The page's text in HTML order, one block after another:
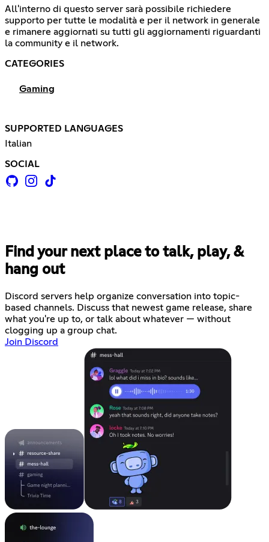
All'interno di questo server sarà possibile richiedere
supporto per tutte le modalità e per il network in generale
e rimanere aggiornati su tutti gli aggiornamenti riguardanti
la community e il network.
CATEGORIES
Gaming
SUPPORTED LANGUAGES
Italian
SOCIAL
Find your next place to talk, play, &
hang out
Discord servers help organize conversation into topic-
based channels. Discuss that newest game release, share
what you're up to, or talk about whatever — without
clogging up a group chat.
Join Discord